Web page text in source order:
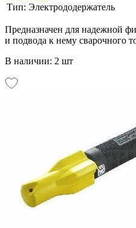
Тип: Электрододержатель
Предназначен для надежной
и подвода к нему сварочного
В наличии: 2 шт